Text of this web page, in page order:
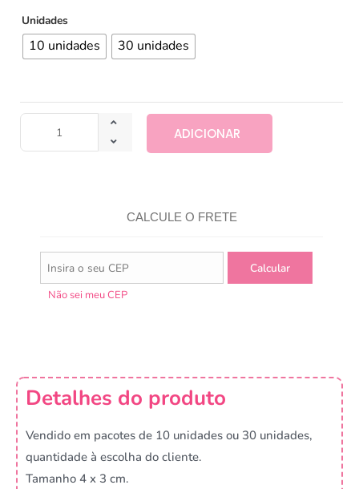
Unidades
10 unidades 30 unidades
ADICIONAR
CALCULE O FRETE
Não sei meu CEP
Detalhes do produto
Vendido em pacotes de 10 unidades ou 30 unidades,
quantidade à escolha do cliente.
Tamanho 4 x 3 cm.